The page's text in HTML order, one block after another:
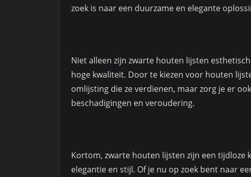
zoek is naar een duurzame en elegante
Niet alleen zijn zwarte houten lijsten
hoge kwaliteit. Door te kiezen voor houten
omlijsting die ze verdienen, maar zorg je er
beschadigingen en veroudering.
Kortom, zwarte houten lijsten zijn een tijdloze
elegantie en stijl. Of je nu op zoek bent naar